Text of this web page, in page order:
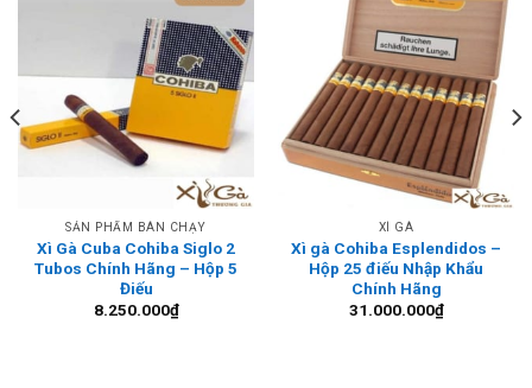
SẢN PHẨM BÁN CHẠY
Xì Gà Cuba Cohiba Siglo 2
Tubos Chính Hãng – Hộp 5
Điếu
8.250.000₫
XÌ GÀ
Xì gà Cohiba Esplendidos –
Hộp 25 điếu Nhập Khẩu
Chính Hãng
31.000.000₫